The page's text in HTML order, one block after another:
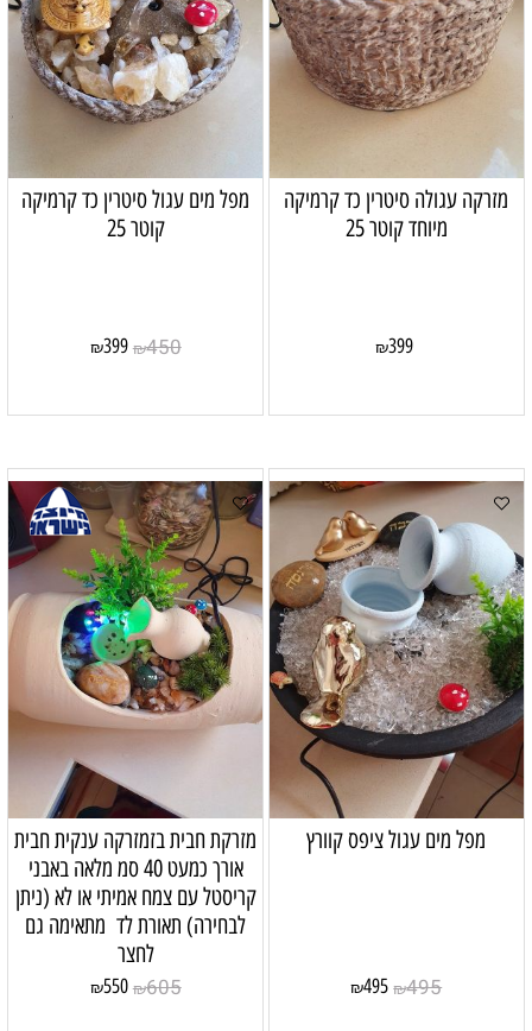
מזרקה עגולה סיטרין כד קרמיקה
מיוחד קוטר 25
₪399
מפל מים עגול סיטרין כד קרמיקה
קוטר 25
₪450
₪399
מפל מים עגול ציפס קוורץ
₪495
₪495
מזרקת חבית בזמזרקה ענקית חבית
אורך כמעט 40 סמ מלאה באבני
קריסטל עם צמח אמיתי או לא (ניתן
לבחירה) תאורת לד מתאימה גם
לחצר
₪605
₪550